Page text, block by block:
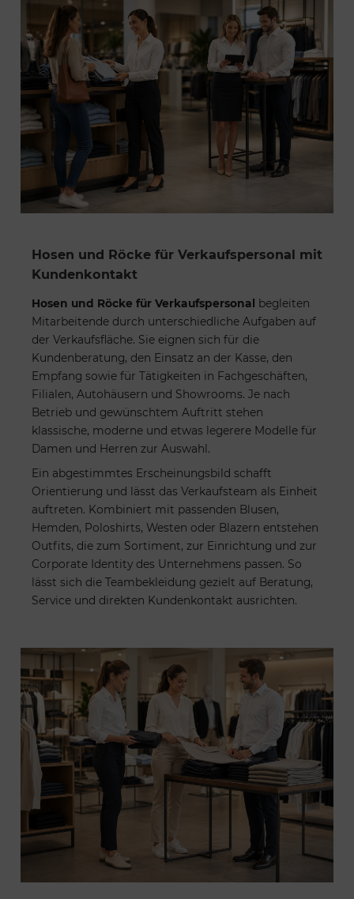
Hosen und Röcke für Verkaufspersonal mit
Kundenkontakt
Hosen und Röcke für Verkaufspersonal
begleiten
Mitarbeitende durch unterschiedliche Aufgaben auf
der Verkaufsfläche. Sie eignen sich für die
Kundenberatung, den Einsatz an der Kasse, den
Empfang sowie für Tätigkeiten in Fachgeschäften,
Filialen, Autohäusern und Showrooms. Je nach
Betrieb und gewünschtem Auftritt stehen
klassische, moderne und etwas legerere Modelle für
Damen und Herren zur Auswahl.
Ein abgestimmtes Erscheinungsbild schafft
Orientierung und lässt das Verkaufsteam als Einheit
auftreten. Kombiniert mit passenden Blusen,
Hemden, Poloshirts, Westen oder Blazern entstehen
Outfits, die zum Sortiment, zur Einrichtung und zur
Corporate Identity des Unternehmens passen. So
lässt sich die Teambekleidung gezielt auf Beratung,
Service und direkten Kundenkontakt ausrichten.